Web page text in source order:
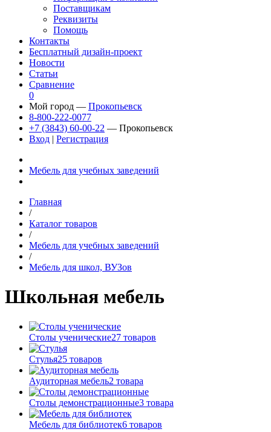
Поставщикам
Реквизиты
Помощь
Контакты
Бесплатный дизайн-проект
Новости
Статьи
Сравнение
0
Мой город — Прокопьевск
8-800-222-0077
+7 (3843) 60-00-22 — Прокопьевск
Вход | Регистрация
Мебель для учебных заведений
Главная
/
Каталог товаров
/
Мебель для учебных заведений
/
Мебель для школ, ВУЗов
Школьная мебель
Столы ученические27 товаров
Стулья25 товаров
Аудиторная мебель2 товара
Столы демонстрационные3 товара
Мебель для библиотек6 товаров